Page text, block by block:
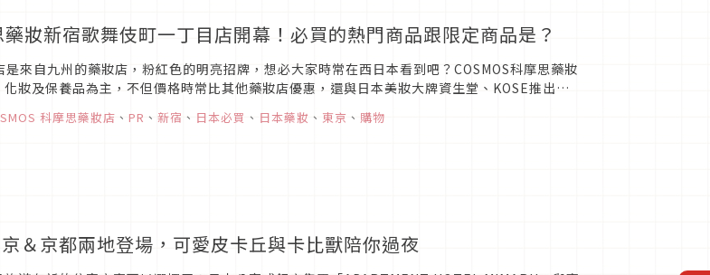
藥妝新宿歌舞伎町一丁目店開幕！必買的熱門商品跟限定商品是？
是來自九州的藥妝店，粉紅色的明亮招牌，想必大家時常在西日本看到吧？COSMOS科摩思藥妝
妝及保養品為主，不但價格時常比其他藥妝店優惠，還與日本美妝大牌資生堂、KOSE推出只
科摩思藥妝店 、 PR 、 新宿 、 日本必買 、 日本藥妝 、 東京 、 購物
＆京都兩地登場，可愛皮卡丘與卡比獸陪你過夜